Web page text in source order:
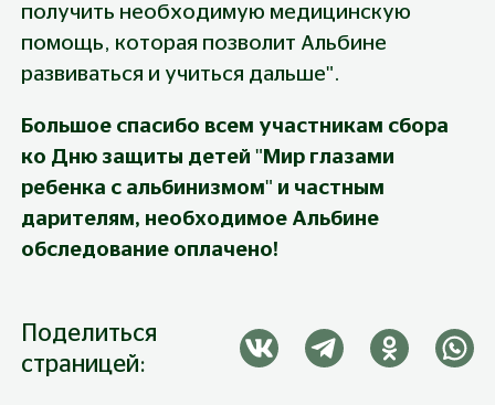
получить необходимую медицинскую
помощь, которая позволит Альбине
развиваться и учиться дальше".
Большое спасибо всем участникам сбора
ко Дню защиты детей "Мир глазами
ребенка с альбинизмом" и частным
дарителям, необходимое Альбине
обследование оплачено!
Поделиться
страницей: